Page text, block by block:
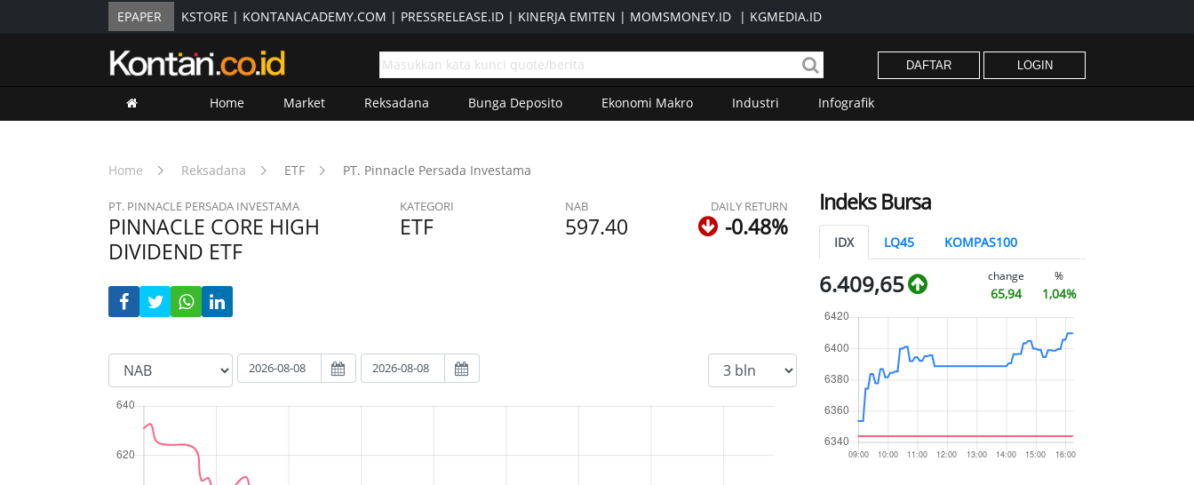
EPAPER KSTORE | KONTANACADEMY.COM | PRESSRELEASE.ID | KINERJA EMITEN | MOMSMONEY.ID | KGMEDIA.ID
DAFTAR LOGIN
Home Market Reksadana Bunga Deposito Ekonomi Makro Industri Infografik
Home Reksadana ETF PT. Pinnacle Persada Investama
PT. PINNACLE PERSADA INVESTAMA
PINNACLE CORE HIGH
DIVIDEND ETF
KATEGORI
ETF
NAB
597.40
DAILY RETURN
-0.48%
Indeks Bursa
IDX LQ45 KOMPAS100
6.409,65 change
65,94
%
1,04%